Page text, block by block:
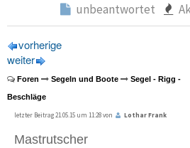
unbeantwortet
vorherige
weiter
Foren Segeln und Boote Segel - Rigg -
Beschläge
letzter Beitrag 21.05.15 um 11:28 von Lothar Frank
Mastrutscher